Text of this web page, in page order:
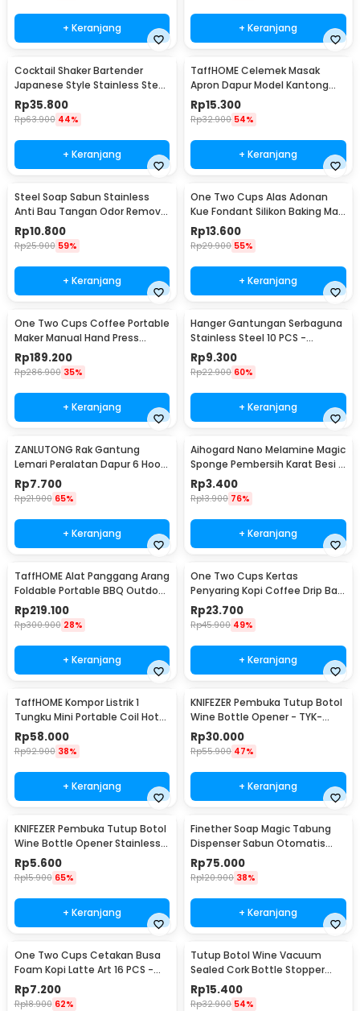
+ Keranjang + Keranjang
Cocktail Shaker Bartender
Japanese Style Stainless Steel
200ml
Rp35.800
Rp63.900 44%
+ Keranjang
TaffHOME Celemek Masak
Apron Dapur Model Kantong
Pola Spatula - JJ41
Rp15.300
Rp32.900 54%
+ Keranjang
Steel Soap Sabun Stainless
Anti Bau Tangan Odor Remove
- HW071
Rp10.800
Rp25.900 59%
+ Keranjang
One Two Cups Alas Adonan
Kue Fondant Silikon Baking Mat
Anti Slip - JJ3873
Rp13.600
Rp29.900 55%
+ Keranjang
One Two Cups Coffee Portable
Maker Manual Hand Press
Espresso 300ml - T35066
Rp189.200
Rp286.900 35%
+ Keranjang
Hanger Gantungan Serbaguna
Stainless Steel 10 PCS -
M127105
Rp9.300
Rp22.900 60%
+ Keranjang
ZANLUTONG Rak Gantung
Lemari Peralatan Dapur 6 Hook
Besi - 2137
Rp7.700
Rp21.900 65%
+ Keranjang
Aihogard Nano Melamine Magic
Sponge Pembersih Karat Besi -
CW62
Rp3.400
Rp13.900 76%
+ Keranjang
TaffHOME Alat Panggang Arang
Foldable Portable BBQ Outdoor
Grill Stove - HWSK77
Rp219.100
Rp300.900 28%
+ Keranjang
One Two Cups Kertas
Penyaring Kopi Coffee Drip Bag
Paper Filter 50PCS - T111
Rp23.700
Rp45.900 49%
+ Keranjang
TaffHOME Kompor Listrik 1
Tungku Mini Portable Coil Hot
Plate 500W - C1-1000-03
Rp58.000
Rp92.900 38%
+ Keranjang
KNIFEZER Pembuka Tutup Botol
Wine Bottle Opener - TYK-
074B
Rp30.000
Rp55.900 47%
+ Keranjang
KNIFEZER Pembuka Tutup Botol
Wine Bottle Opener Stainless
Steel - WS01
Rp5.600
Rp15.900 65%
+ Keranjang
Finether Soap Magic Tabung
Dispenser Sabun Otomatis
400ml - AD-03
Rp75.000
Rp120.900 38%
+ Keranjang
One Two Cups Cetakan Busa
Foam Kopi Latte Art 16 PCS -
JJYE01
Rp7.200
Rp18.900 62%
Tutup Botol Wine Vacuum
Sealed Cork Bottle Stopper
Stainless Steel - G94529
Rp15.400
Rp32.900 54%